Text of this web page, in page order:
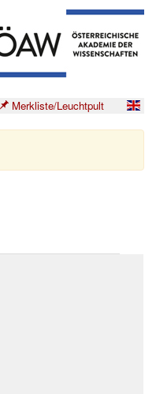
Merkliste/Leuchtpult